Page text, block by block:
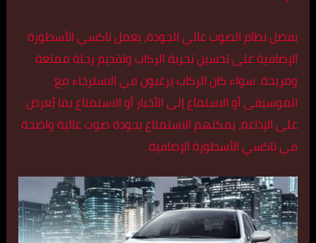
بفضل نظام الصوت عالي الجودة، يعمل تاكسي الأسطورة
الإضافية على تحسين تجربة الركاب وتقديم رحلة ممتعة
ومريحة. سواء كان الركاب يرغبون في الاسترخاء مع
الموسيقى أو الاستماع إلى الأخبار أو الاستمتاع بما يُعرض
على الإذاعة، يمكنهم الاستمتاع بجودة صوت عالية واضحة
في تاكسي الأسطورة الإضافية.